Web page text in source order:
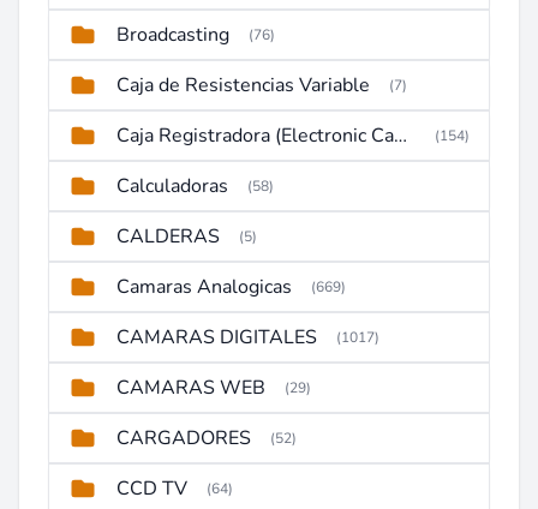
Broadcasting (76)
Caja de Resistencias Variable (7)
Caja Registradora (Electronic Cash Register) (154)
Calculadoras (58)
CALDERAS (5)
Camaras Analogicas (669)
CAMARAS DIGITALES (1017)
CAMARAS WEB (29)
CARGADORES (52)
CCD TV (64)